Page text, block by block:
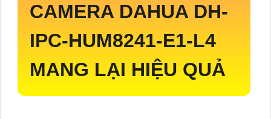
CAMERA DAHUA DH-
IPC-HUM8241-E1-L4
MANG LẠI HIỆU QUẢ